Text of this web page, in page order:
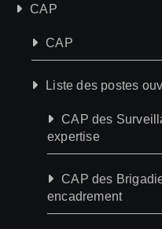
CAP
CAP
Liste des postes
CAP des
expertise
CAP des
encadrement